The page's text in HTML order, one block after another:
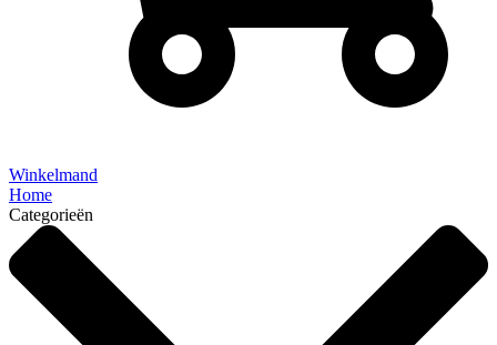
Winkelmand
Home
Categorieën